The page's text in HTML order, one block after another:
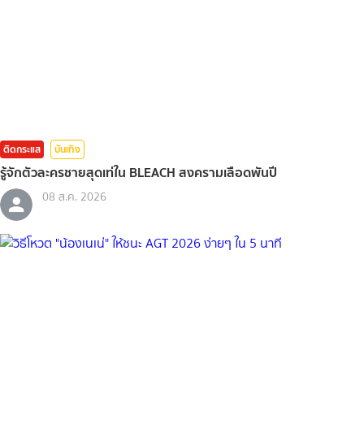
ติดกระแส บันเทิง
รู้จักตัวละครชายสุดเท่ใน BLEACH สงครามเลือดพันปี
08 ส.ค. 2026